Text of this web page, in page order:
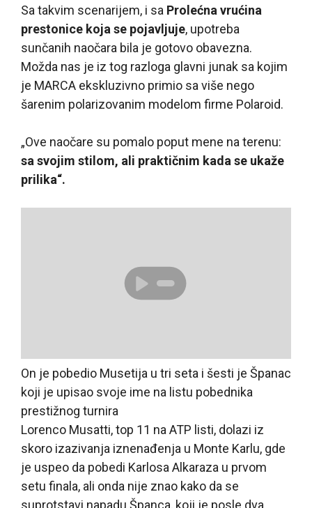
Sa takvim scenarijem, i sa Prolećna vrućina
prestonice koja se pojavljuje, upotreba
sunčanih naočara bila je gotovo obavezna.
Možda nas je iz tog razloga glavni junak sa kojim
je MARCA ekskluzivno primio sa više nego
šarenim polarizovanim modelom firme Polaroid.
„Ove naočare su pomalo poput mene na terenu:
sa svojim stilom, ali praktičnim kada se ukaže
prilika“.
On je pobedio Musetija u tri seta i šesti je Španac
koji je upisao svoje ime na listu pobednika
prestižnog turnira
Lorenco Musatti, top 11 na ATP listi, dolazi iz
skoro izazivanja iznenađenja u Monte Karlu, gde
je uspeo da pobedi Karlosa Alkaraza u prvom
setu finala, ali onda nije znao kako da se
suprotstavi napadu Španca, koji je posle dva